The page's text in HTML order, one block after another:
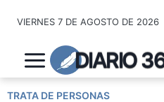
contenido
VIERNES 7 DE AGOSTO DE 2026
DIARIO
TRATA DE PERSONAS